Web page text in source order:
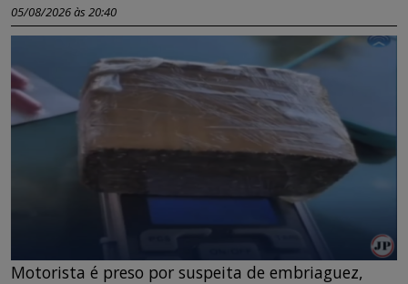
05/08/2026 às 20:40
Motorista é preso por suspeita de embriaguez,